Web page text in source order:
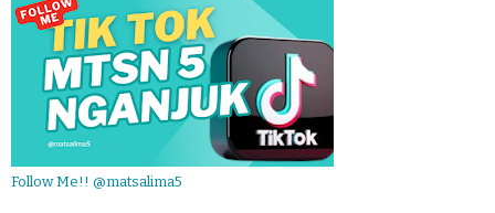
Follow Me!! @matsalima5